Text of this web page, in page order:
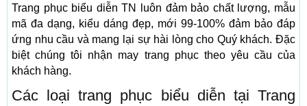
Trang phục biểu diễn TN luôn đảm bảo chất lượng, mẫu
mã đa dạng, kiểu dáng đẹp, mới 99-100% đảm bảo đáp
ứng nhu cầu và mang lại sự hài lòng cho Quý khách. Đặc
biệt chúng tôi nhận may trang phục theo yêu cầu của
khách hàng.
Các loại trang phục biểu diễn tại Trang